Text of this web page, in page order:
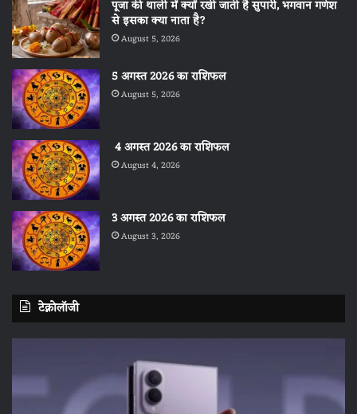
पूजा की थाली में क्यों रखी जाती है सुपारी, भगवान गणेश
से इसका क्या नाता है?
August 5, 2026
5 अगस्त 2026 का राशिफल
August 5, 2026
4 अगस्त 2026 का राशिफल
August 4, 2026
3 अगस्त 2026 का राशिफल
August 3, 2026
टेक्नोलॉजी